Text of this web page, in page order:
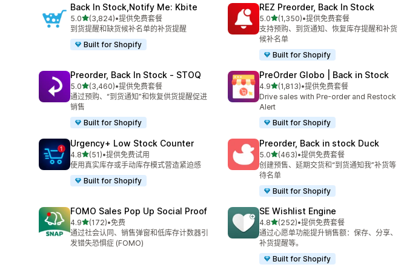
Back In Stock,Notify Me: Kbite
5.0星（满分 5 星）
(3,824)
总共 3824 条评论
•提供免费套餐
到货提醒和缺货候补名单的补货提醒
Built for Shopify
REZ Preorder, Back In Stock
5.0星（满分 5 星）
(1,350)
总共 1350 条评论
•提供免费套餐
支持预购、到货通知、恢复库存提醒和补货
候补名单
Built for Shopify
Preorder, Back In Stock ‑ STOQ
5.0星（满分 5 星）
(3,460)
总共 3460 条评论
•提供免费套餐
通过预购、“到货通知”和恢复供货提醒促进
销售
Built for Shopify
PreOrder Globo | Back in Stock
4.9星（满分 5 星）
(1,813)
总共 1813 条评论
•提供免费套餐
Drive sales with Pre-order and Restock
Alert
Built for Shopify
Urgency+ Low Stock Counter
4.8星（满分 5 星）
(51)
总共 51 条评论
•提供免费试用
使用真实库存或手动库存模式营造紧迫感
Built for Shopify
Preorder, Back in stock Duck
5.0星（满分 5 星）
(463)
总共 463 条评论
•提供免费套餐
创建预售、延期交货和“到货通知我”补货等
待名单
Built for Shopify
FOMO Sales Pop Up Social Proof
4.9星（满分 5 星）
(172)
总共 172 条评论
•免费
通过社会认同、销售弹窗和低库存计数器引
发错失恐惧症 (FOMO)
SE Wishlist Engine
4.8星（满分 5 星）
(252)
总共 252 条评论
•提供免费套餐
通过心愿单功能提升销售额：保存、分享、
补货提醒等。
Built for Shopify